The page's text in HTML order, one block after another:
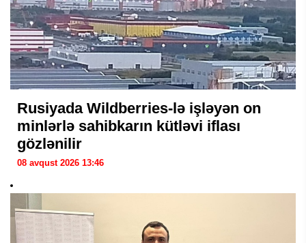
Rusiyada Wildberries-lə işləyən on
minlərlə sahibkarın kütləvi iflası
gözlənilir
08 avqust 2026 13:46